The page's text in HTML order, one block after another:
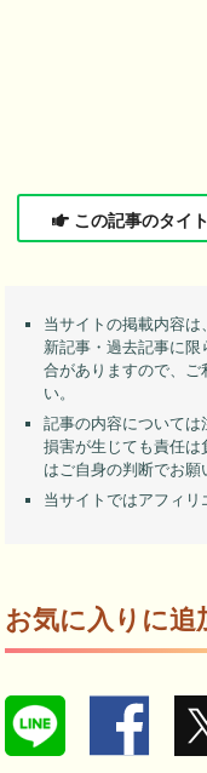
この記事のタイ
当サイトの掲載内容
新記事・過去記事に
合がありますので、ご
い。
記事の内容について
損害が生じても責任は
はご自身の判断でお願
当サイトではアフィリ
お気に入りに追